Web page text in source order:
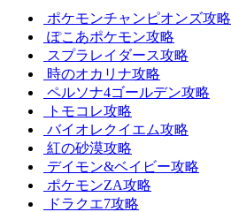
ポケモンチャンピオンズ攻略
ぽこあポケモン攻略
スプラレイダース攻略
時のオカリナ攻略
ペルソナ4ゴールデン攻略
トモコレ攻略
バイオレクイエム攻略
紅の砂漠攻略
デイモン&ベイビー攻略
ポケモンZA攻略
ドラクエ7攻略